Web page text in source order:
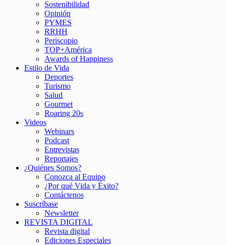
Sostenibilidad
Opinión
PYMES
RRHH
Periscopio
TOP+América
Awards of Happiness
Estilo de Vida
Deportes
Turismo
Salud
Gourmet
Roaring 20s
Videos
Webinars
Podcast
Entrevistas
Reportajes
¿Quiénes Somos?
Conozca al Equipo
¿Por qué Vida y Éxito?
Contáctenos
Suscríbase
Newsletter
REVISTA DIGITAL
Revista digital
Ediciones Especiales